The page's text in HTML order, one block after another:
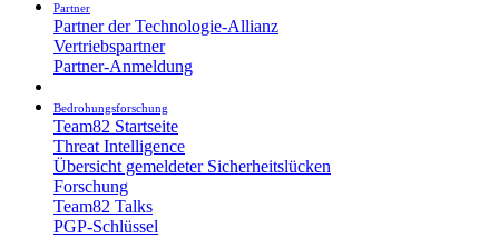
Partner
Partner der Technologie-Allianz
Vertriebspartner
Partner-Anmeldung
Bedrohungsforschung
Team82 Startseite
Threat Intelligence
Übersicht gemeldeter Sicherheitslücken
Forschung
Team82 Talks
PGP-Schlüssel